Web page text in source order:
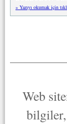
» Yazıyı okumak için
Web